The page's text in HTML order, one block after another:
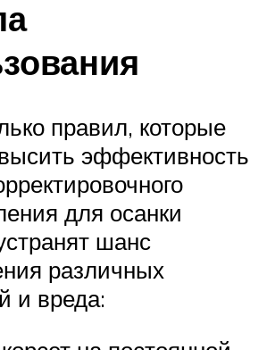
правил, которые
эффективность
для осанки
шанс
различных
и вреда: